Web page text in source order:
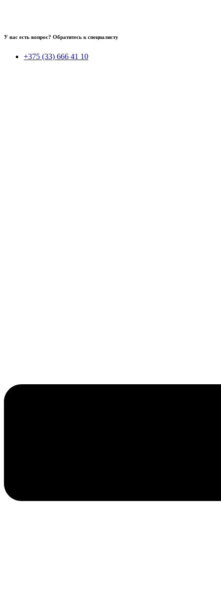
У вас есть вопрос? Обратитесь к специалисту
+375 (33) 666 41 10